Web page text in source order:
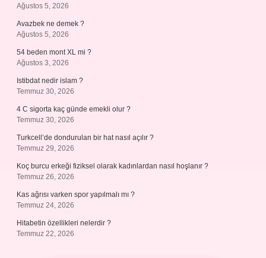
Ağustos 5, 2026
Avazbek ne demek ?
Ağustos 5, 2026
54 beden mont XL mi ?
Ağustos 3, 2026
Istibdat nedir islam ?
Temmuz 30, 2026
4 C sigorta kaç günde emekli olur ?
Temmuz 30, 2026
Turkcell’de dondurulan bir hat nasıl açılır ?
Temmuz 29, 2026
Koç burcu erkeği fiziksel olarak kadınlardan nasıl hoşlanır ?
Temmuz 26, 2026
Kas ağrısı varken spor yapılmalı mı ?
Temmuz 24, 2026
Hitabetin özellikleri nelerdir ?
Temmuz 22, 2026